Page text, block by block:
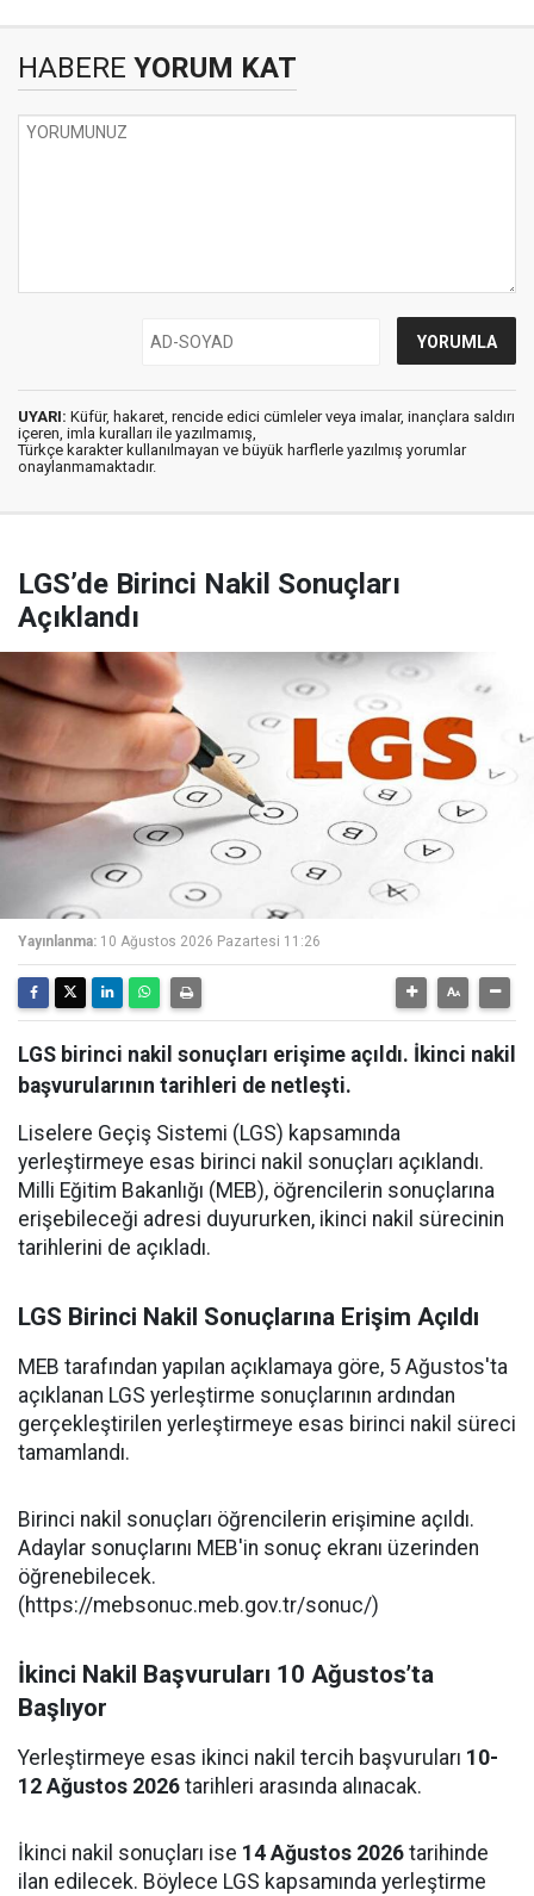
HABERE YORUM KAT
UYARI: Küfür, hakaret, rencide edici cümleler veya imalar, inançlara saldırı
içeren, imla kuralları ile yazılmamış,
Türkçe karakter kullanılmayan ve büyük harflerle yazılmış yorumlar
onaylanmamaktadır.
LGS’de Birinci Nakil Sonuçları
Açıklandı
Yayınlanma: 10 Ağustos 2026 Pazartesi 11:26
LGS birinci nakil sonuçları erişime açıldı. İkinci nakil
başvurularının tarihleri de netleşti.
Liselere Geçiş Sistemi (LGS) kapsamında
yerleştirmeye esas birinci nakil sonuçları açıklandı.
Milli Eğitim Bakanlığı (MEB), öğrencilerin sonuçlarına
erişebileceği adresi duyururken, ikinci nakil sürecinin
tarihlerini de açıkladı.
LGS Birinci Nakil Sonuçlarına Erişim Açıldı
MEB tarafından yapılan açıklamaya göre, 5 Ağustos'ta
açıklanan LGS yerleştirme sonuçlarının ardından
gerçekleştirilen yerleştirmeye esas birinci nakil süreci
tamamlandı.
Birinci nakil sonuçları öğrencilerin erişimine açıldı.
Adaylar sonuçlarını MEB'in sonuç ekranı üzerinden
öğrenebilecek.
(https://mebsonuc.meb.gov.tr/sonuc/)
İkinci Nakil Başvuruları 10 Ağustos’ta
Başlıyor
Yerleştirmeye esas ikinci nakil tercih başvuruları 10-
12 Ağustos 2026 tarihleri arasında alınacak.
İkinci nakil sonuçları ise 14 Ağustos 2026 tarihinde
ilan edilecek. Böylece LGS kapsamında yerleştirme